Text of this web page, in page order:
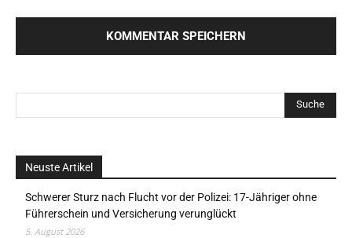
Neuste Artikel
Schwerer Sturz nach Flucht vor der Polizei: 17-Jähriger ohne
Führerschein und Versicherung verunglückt
5. August 2026